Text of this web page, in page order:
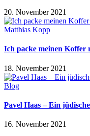
20. November 2021
Ich packe meinen
18. November 2021
Pavel Haas – Ein
16. November 2021